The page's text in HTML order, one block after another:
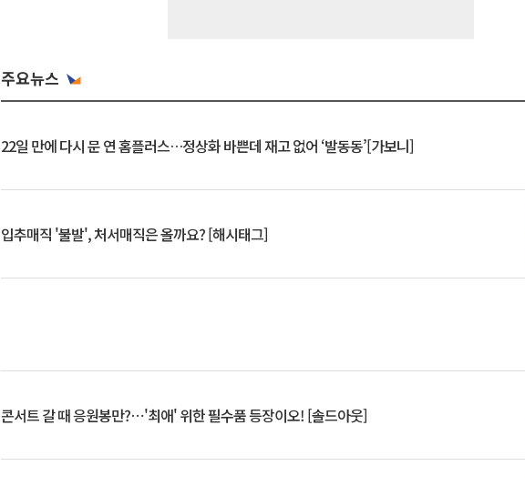
주요뉴스
22일 만에 다시 문 연 홈플러스…정상화 바쁜데 재고 없어 ‘발동동’[가보니]
입추매직 '불발', 처서매직은 올까요? [해시태그]
콘서트 갈 때 응원봉만?⋯'최애' 위한 필수품 등장이오! [솔드아웃]